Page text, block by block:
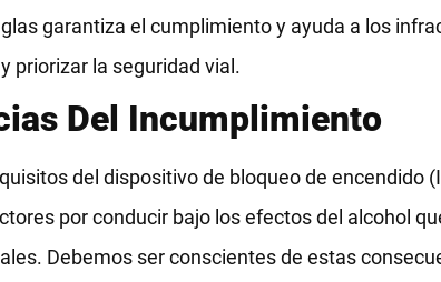
garantiza el cumplimiento y ayuda a los
priorizar la seguridad vial.
Del Incumplimiento
del dispositivo de bloqueo de encendido
por conducir bajo los efectos del alcohol
Debemos ser conscientes de estas